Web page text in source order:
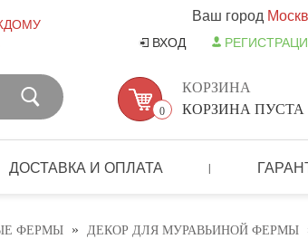
Ваш город
ВХОД
0
КОРЗИНА
КОРЗИНА ПУСТА
ДОСТАВКА И ОПЛАТА |
ФЕРМЫ » ДЕКОР ДЛЯ МУРАВЬИНОЙ ФЕРМЫ